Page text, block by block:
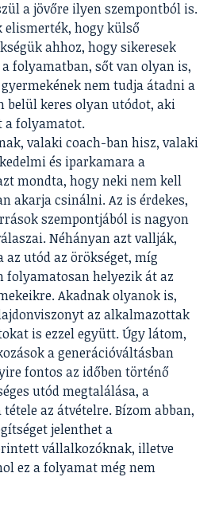
a jövőre ilyen szempontból is.
elismerték, hogy külső
ahhoz, hogy sikeresek
folyamatban, sőt van olyan is,
nem tudja átadni a
belül keres olyan utódot, aki
a folyamatot.
valaki coach-ban hisz, valaki
és iparkamara a
mondta, hogy neki nem kell
akarja csinálni. Az is érdekes,
szempontjából is nagyon
Néhányan azt vallják,
utód az örökséget, míg
folyamatosan helyezik át az
Akadnak olyanok is,
az alkalmazottak
is ezzel együtt. Úgy látom,
a generációváltásban
fontos az időben történő
utód megtalálása, a
az átvételre. Bízom abban,
jelenthet a
vállalkozóknak, illetve
ez a folyamat még nem